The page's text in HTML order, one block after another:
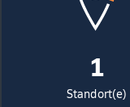
1
Standort(e)